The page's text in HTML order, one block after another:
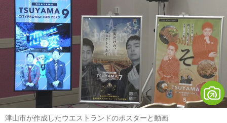
津山市が作成したウエストランドのポスターと動画